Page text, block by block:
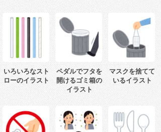
いろいろなスト
ローのイラスト
ペダルでフタを
開けるゴミ箱の
イラスト
マスクを捨てて
いるイラスト